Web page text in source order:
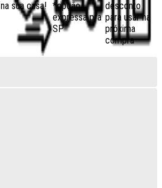
na sua casa! *opção
expressa pra
SP
desconto
para usar na
próxima
compra